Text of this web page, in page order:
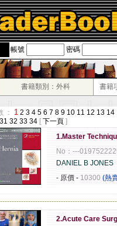
帳號 密碼
書籍類別：外科 書籍
： 1 2 3 4 5 6 7 8 9 10 11 12 13 14
31 32 33 34 [ 下一頁 ]
1.Master
No：---
DANIEL B JONES
- 原價 - 10300 (熱
2.Acute Care